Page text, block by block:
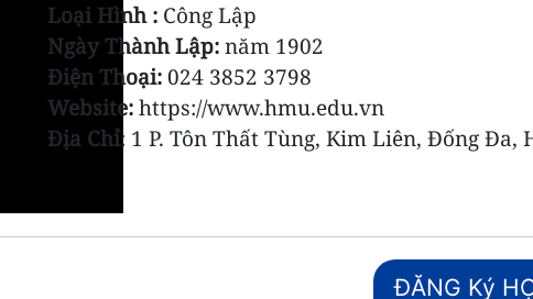
Loại Hình :Công Lập
Ngày Thành Lập: năm 1902
Điện Thoại: 024 3852 3798
Website: https://www.hmu.edu.vn
Địa Chỉ: 1 P. Tôn Thất Tùng, Kim Liên, Đống Đa,
ĐĂNG Ký